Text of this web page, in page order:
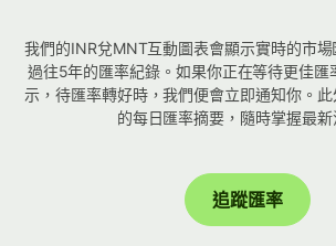
我們的INR兌MNT互動圖表會顯示實時的市
過往5年的匯率紀錄。如果你正在等待更佳匯
示，待匯率轉好時，我們便會立即通知你。
的每日匯率摘要，隨時掌握最新
追蹤匯率